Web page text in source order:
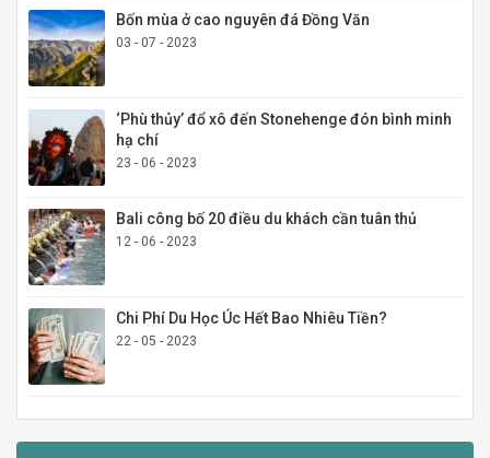
Bốn mùa ở cao nguyên đá Đồng Văn
03 - 07 - 2023
‘Phù thủy’ đổ xô đến Stonehenge đón bình minh
hạ chí
23 - 06 - 2023
Bali công bố 20 điều du khách cần tuân thủ
12 - 06 - 2023
Chi Phí Du Học Úc Hết Bao Nhiêu Tiền?
22 - 05 - 2023